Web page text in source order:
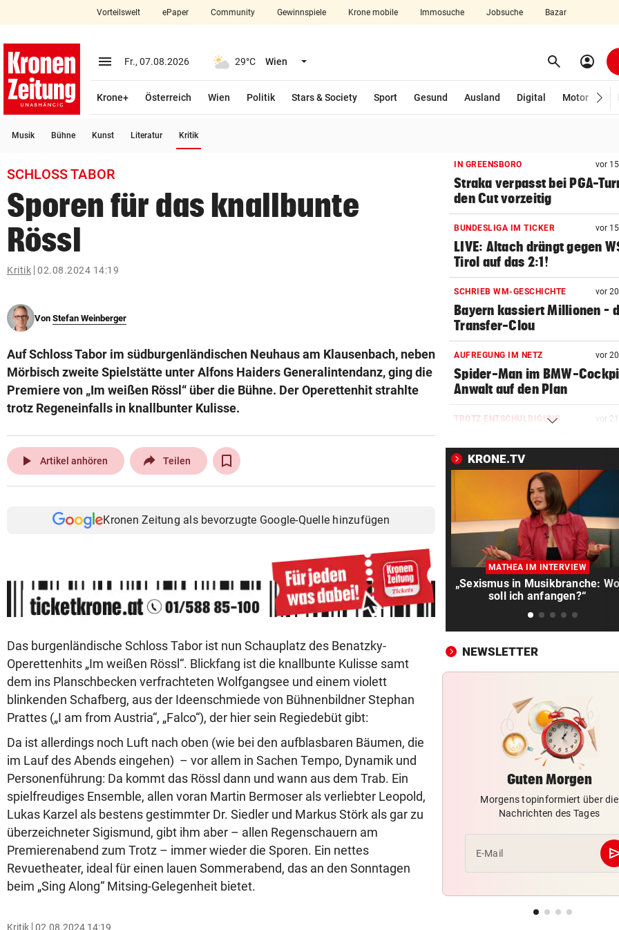
closeSchließen
account_circle Anmelden
arrow_right
search
Suchbegriff
eingeben
© Krone Multimedia GmbH & Co KG 2026
Vorteilswelt ePaper Community Gewinnspiele Krone mobile Immosuche Jobsuche Bazar
menu Menü aufklappen
Fr., 07.08.2026 29°C Wien Menü aufklappen search Suchen
account_circle
Krone+ Österreich Wien Politik Stars & Society Sport Gesund Ausland Digital Motor
Musik Bühne Kunst Literatur Kritik
SCHLOSS TABOR
Sporen für das knallbunte
Rössl
Kritik 02.08.2024 14:19
Von Stefan Weinberger
Auf Schloss Tabor im südburgenländischen Neuhaus am Klausenbach, neben
Mörbisch zweite Spielstätte unter Alfons Haiders Generalintendanz, ging die
Premiere von „Im weißen Rössl“ über die Bühne. Der Operettenhit strahlte
trotz Regeneinfalls in knallbunter Kulisse.
play_arrow Artikel anhören Teilen
Kronen Zeitung als bevorzugte Google-Quelle hinzufügen
Das burgenländische Schloss Tabor ist nun Schauplatz des Benatzky-
Operettenhits „Im weißen Rössl“. Blickfang ist die knallbunte Kulisse samt
dem ins Planschbecken verfrachteten Wolfgangsee und einem violett
blinkenden Schafberg, aus der Ideenschmiede von Bühnenbildner Stephan
Prattes („I am from Austria“, „Falco“), der hier sein Regiedebüt gibt:
Da ist allerdings noch Luft nach oben (wie bei den aufblasbaren Bäumen, die
im Lauf des Abends eingehen) – vor allem in Sachen Tempo, Dynamik und
Personenführung: Da kommt das Rössl dann und wann aus dem Trab. Ein
spielfreudiges Ensemble, allen voran Martin Bermoser als verliebter Leopold,
Lukas Karzel als bestens gestimmter Dr. Siedler und Markus Störk als gar zu
überzeichneter Sigismund, gibt ihm aber – allen Regenschauern am
Premierenabend zum Trotz – immer wieder die Sporen. Ein nettes
Revuetheater, ideal für einen lauen Sommerabend, das an den Sonntagen
beim „Sing Along“ Mitsing-Gelegenheit bietet.
Kritik 02.08.2024 14:19
IN GREENSBORO vor
Straka verpasst bei PGA-
den Cut vorzeitig
BUNDESLIGA IM TICKER vor
LIVE: Altach drängt gegen
Tirol auf das 2:1!
SCHRIEB WM-GESCHICHTE vor
Bayern kassiert Millionen –
Transfer-Clou
AUFREGUNG IM NETZ vor
Spider-Man im BMW-
Anwalt auf den Plan
TROTZ ENTSCHULDIGUNG vor
Aufstand gegen Kanzler
SCHLÜSSEL IM PKW vor 26
Dreijähriger Bub wurde aus
heißem Auto gerettet
„BACKROOMS“ vor
Regiestar: „Jeder will von
Erfolgsrezept“
Lokalmatadorin und Tirol-
Youngster mit Sensation
IN PARIS VERHAFTET vor
Kokain im Koffer
EU-MANDATAR ZU CEUTA: vor
„Etwas wie 2015 wird Europa
mehr passieren!“
WETTER IN ÖSTERREICH vor
Hier kann es heute Nacht
ordentlich gewittern
vor
am Prüfstand
KRONE.TV
MATHEA IM INTERVIEW
„Sexismus in Musikbranche: Wo
soll ich anfangen?“
NEWSLETTER
Guten Morgen
Morgens topinformiert über die
Nachrichten des Tages
E-Mail